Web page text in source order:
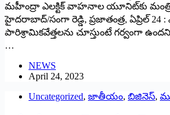
మహీంద్రా ఎలక్టిక్‌ ‌వాహనాల యూనిట్‌కు మంత్రి
హైదరాబాద్‌/‌సంగా రెడ్డి, ప్రజాతంత్ర, ఏప్రిల్‌ 24
పారిశ్రామికవేత్తలను చూస్తుంటే గర్వంగా
…
NEWS
April 24, 2023
Uncategorized, జాతీయం, బిజినెస్,